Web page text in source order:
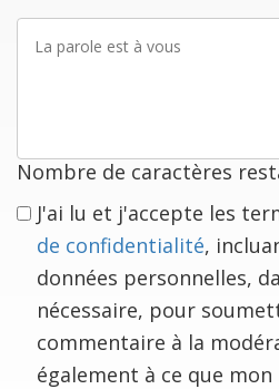
parole
Nombre de caractères
J'ai lu et j'accepte les
de confidentialité,
données personnelles,
nécessaire, pour
commentaire à la
également à ce que